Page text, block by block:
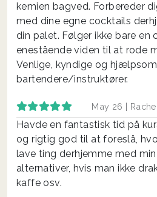
kemien bagved. Forbereder
med dine egne cocktails
din palet. Følger ikke bare en
enestående viden til at rode
Venlige, kyndige og
bartendere/instruktører.
May 26 |
Havde en fantastisk tid på
og rigtig god til at foreslå,
lave ting derhjemme med
alternativer, hvis man ikke
kaffe osv.